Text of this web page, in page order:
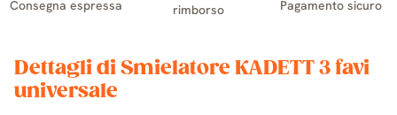
Consegna espressa
rimborso
Pagamento sicuro
Dettagli di Smielatore KADETT 3 favi
universale